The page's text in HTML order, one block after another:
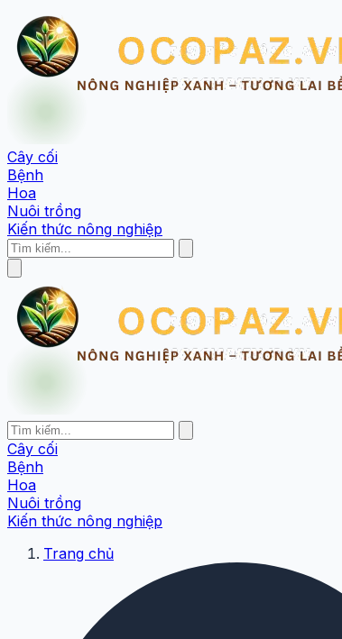
Cây cối
Bệnh
Hoa
Nuôi trồng
Kiến thức nông nghiệp
Cây cối
Bệnh
Hoa
Nuôi trồng
Kiến thức nông nghiệp
Trang chủ